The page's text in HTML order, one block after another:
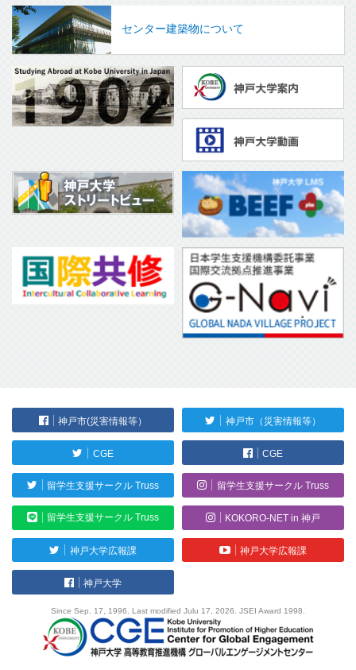
センター建築物について
神戸市(災害情報等） 神戸市（災害情報等）
CGE CGE
留学生支援サークル Truss 留学生支援サークル Truss
留学生支援サークル Truss KOKORO-NET in 神戸
神戸大学広報課 神戸大学広報課
神戸大学
Since Sep. 17, 1996. Last modified Julu 17, 2026. JSEI Award 1998.